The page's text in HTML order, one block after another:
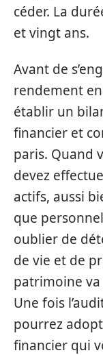
céder. La
et vingt ans.
Avant de
rendement
établir un
financier et
paris. Quand
devez
actifs, aussi
que
oublier de
de vie et de
patrimoine
Une fois
pourrez
financier qui